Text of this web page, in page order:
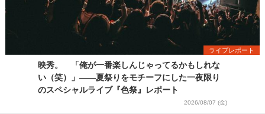
ライブレポート
映秀。 「俺が一番楽しんじゃってるかもしれな
い（笑）」――夏祭りをモチーフにした一夜限り
のスペシャルライブ『色祭』レポート
2026/08/07 (金)